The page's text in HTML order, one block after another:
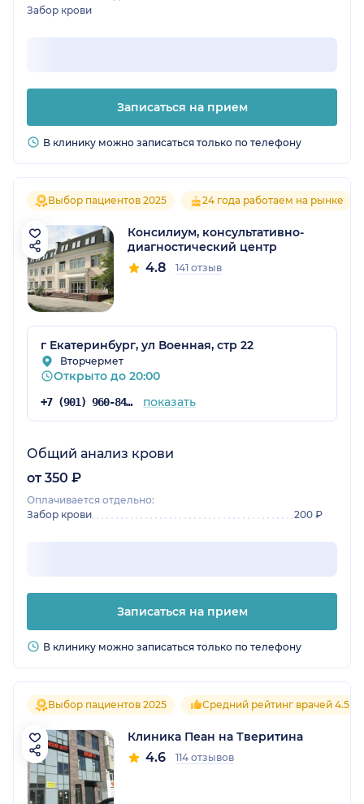
Забор крови
Записаться на прием
В клинику можно записаться только по телефону
Выбор пациентов 2025 24 года работаем на рынке
Консилиум, консультативно-
диагностический центр
4.8 141 отзыв
г Екатеринбург, ул Военная, стр 22
Вторчермет
Открыто до 20:00
+7 (901) 960-84-19 показать
Общий анализ крови
от 350 ₽
Оплачивается отдельно:
Забор крови
200 ₽
Записаться на прием
В клинику можно записаться только по телефону
Выбор пациентов 2025 Средний рейтинг врачей 4.5
Клиника Пеан на Тверитина
4.6 114 отзывов